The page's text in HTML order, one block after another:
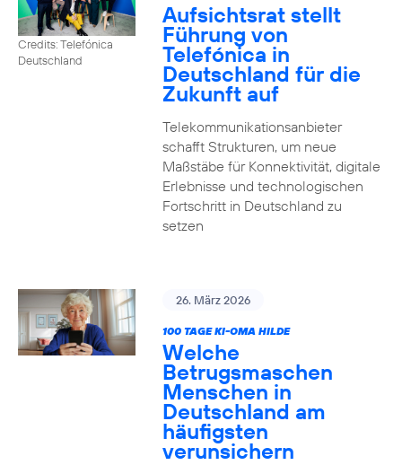
Credits: Telefónica
Deutschland
Aufsichtsrat stellt
Führung von
Telefónica in
Deutschland für die
Zukunft auf
Telekommunikationsanbieter
schafft Strukturen, um neue
Maßstäbe für Konnektivität, digitale
Erlebnisse und technologischen
Fortschritt in Deutschland zu
setzen
26. März 2026
100 TAGE KI-OMA HILDE
Welche
Betrugsmaschen
Menschen in
Deutschland am
häufigsten
verunsichern